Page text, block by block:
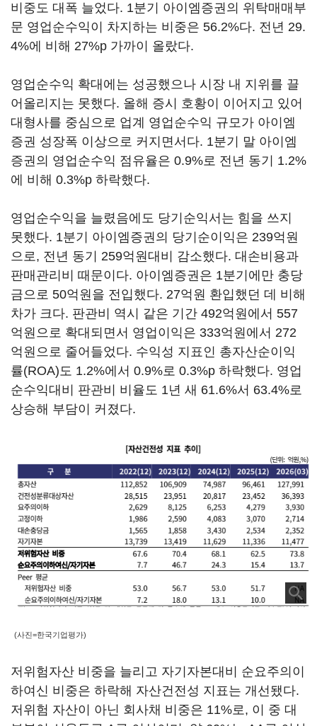
비중도 대폭 늘었다. 1분기 아이엠증권의 위탁매매부
문 영업순수익이 차지하는 비중은 56.2%다. 전년 29.
4%에 비해 27%p 가까이 올랐다.
영업순수익 확대에는 성공했으나 시장 내 지위를 끌
어올리지는 못했다. 올해 증시 호황이 이어지고 있어
대형사를 중심으로 업계 영업순수익 규모가 아이엠
증권 성장폭 이상으로 커지면서다. 1분기 말 아이엠
증권의 영업순수익 점유율은 0.9%로 전년 동기 1.2%
에 비해 0.3%p 하락했다.
영업순수익을 늘렸음에도 당기순익서는 힘을 쓰지
못했다. 1분기 아이엠증권의 당기순이익은 239억원
으로, 전년 동기 259억원대비 감소했다. 대손비용과
판매관리비 때문이다. 아이엠증권은 1분기에만 충당
금으로 50억원을 전입했다. 27억원 환입했던 데 비해
차가 크다. 판관비 역시 같은 기간 492억원에서 557
억원으로 확대되면서 영업이익은 333억원에서 272
억원으로 줄어들었다. 수익성 지표인 총자산순이익
률(ROA)도 1.2%에서 0.9%로 0.3%p 하락했다. 영업
순수익대비 판관비 비율도 1년 새 61.6%서 63.4%로
상승해 부담이 커졌다.
(사진=한국기업평가)
저위험자산 비중을 늘리고 자기자본대비 순요주의이
하여신 비중은 하락해 자산건전성 지표는 개선됐다.
저위험 자산이 아닌 회사채 비중은 11%로, 이 중 대